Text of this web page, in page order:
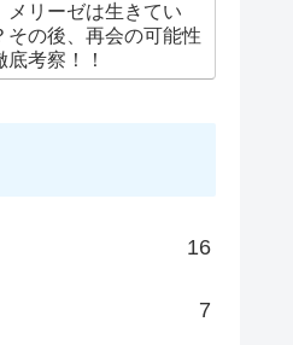
メリーゼは生きてい
その後、再会の可能性
底考察！！
16
7